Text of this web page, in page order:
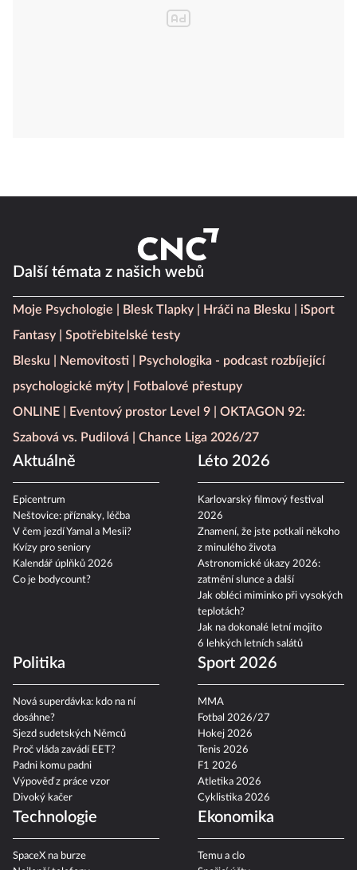
Další témata z našich webů
Moje Psychologie Blesk Tlapky Hráči na Blesku
iSport
Fantasy
Spotřebitelské testy
Blesku
Nemovitosti
Psychologika - podcast rozbíjející
psychologické mýty
Fotbalové přestupy
ONLINE
Eventový prostor Level 9
OKTAGON 92:
Szabová vs. Pudilová
Chance Liga 2026/27
Aktuálně
Epicentrum
Neštovice: příznaky, léčba
V čem jezdí Yamal a Mesii?
Kvízy pro seniory
Kalendář úplňků 2026
Co je bodycount?
Léto 2026
Karlovarský filmový festival
2026
Znamení, že jste potkali někoho
z minulého života
Astronomické úkazy 2026:
zatmění slunce a další
Jak obléci miminko při vysokých
teplotách?
Jak na dokonalé letní mojito
6 lehkých letních salátů
Politika
Nová superdávka: kdo na ní
dosáhne?
Sjezd sudetských Němců
Proč vláda zavádí EET?
Padni komu padni
Výpověď z práce vzor
Divoký kačer
Sport 2026
MMA
Fotbal 2026/27
Hokej 2026
Tenis 2026
F1 2026
Atletika 2026
Cyklistika 2026
Technologie
SpaceX na burze
Ekonomika
Temu a clo